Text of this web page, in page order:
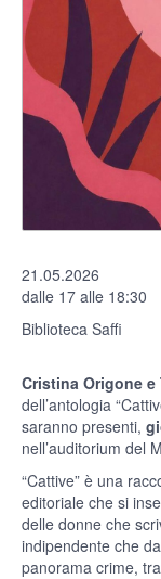
21.05.2026
dalle 17 alle 18:30
Biblioteca Saffi
Cristina Origone e
dell’antologia
saranno presenti,
nell’auditorium del
“Cattive” è una
editoriale che si
delle donne che
indipendente che
panorama crime,